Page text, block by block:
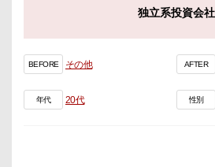
独立系投資会社
BEFORE その他 AFTER
年代 20代 性別